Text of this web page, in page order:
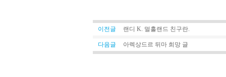
이전글 랜디 K. 멀홀랜드 친구란.
다음글 아렉상드르 뒤마 희망 글